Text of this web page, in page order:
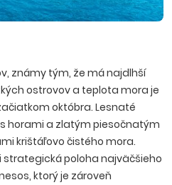
známy tým, že má najdlhší
ostrovov a teplota mora je
októbra. Lesnaté
horami a zlatým piesočnatým
krištáľovo čistého mora.
strategická poloha najväčšieho
ktorý je zároveň